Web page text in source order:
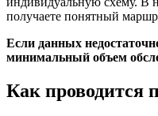
получаете понятный
Если данных
минимальный объем
Как проводится